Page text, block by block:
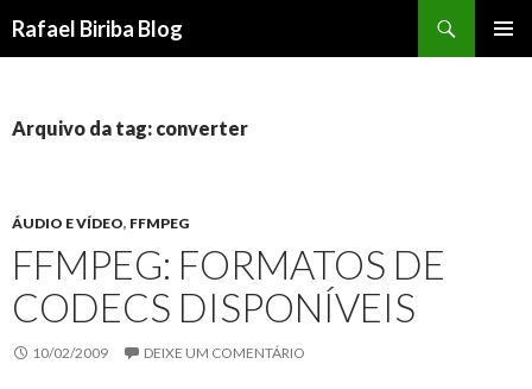
Rafael Biriba Blog
CONTEÚDO
Arquivo da tag: converter
ÁUDIO E VÍDEO, FFMPEG
FFMPEG: FORMATOS DE
CODECS DISPONÍVEIS
10/02/2009 DEIXE UM COMENTÁRIO